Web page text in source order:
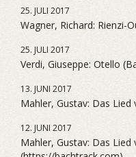
25. JULI 2017
Wagner, Richard: Rienzi-
25. JULI 2017
Verdi, Giuseppe: Otello
13. JUNI 2017
Mahler, Gustav: Das
12. JUNI 2017
Mahler, Gustav: Das Lied